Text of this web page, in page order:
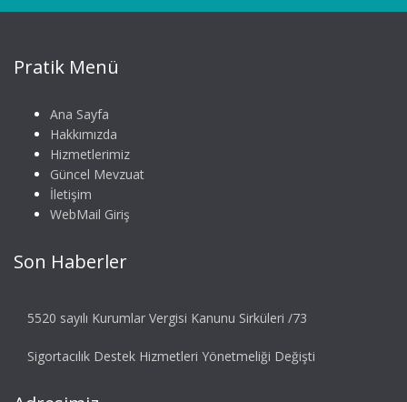
Pratik Menü
Ana Sayfa
Hakkımızda
Hizmetlerimiz
Güncel Mevzuat
İletişim
WebMail Giriş
Son Haberler
5520 sayılı Kurumlar Vergisi Kanunu Sirküleri /73
Sigortacılık Destek Hizmetleri Yönetmeliği Değişti